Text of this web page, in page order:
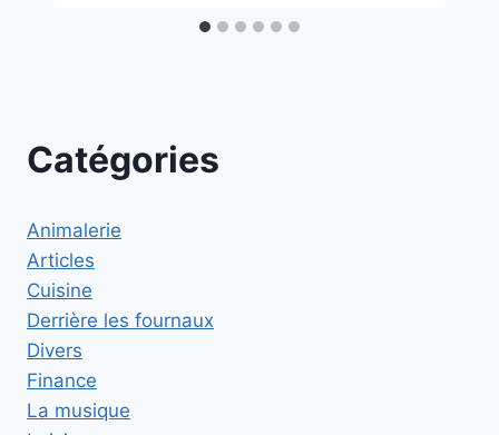
Catégories
Animalerie
Articles
Cuisine
Derrière les fournaux
Divers
Finance
La musique